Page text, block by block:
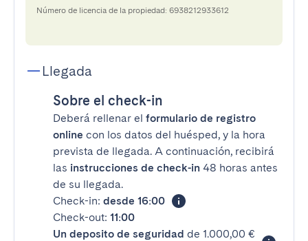
Número de licencia de la propiedad: 6938212933612
Llegada
Sobre el check-in
Deberá rellenar el formulario de registro
online con los datos del huésped, y la hora
prevista de llegada. A continuación, recibirá
las instrucciones de check-in 48 horas antes
de su llegada.
Check-in: desde 16:00
Check-out: 11:00
Un deposito de seguridad de 1.000,00 €